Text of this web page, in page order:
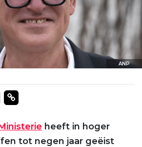
ANP
Twitter
op Whatsapp
via Mail
Delen via link
heeft in hoger
tot negen jaar geëist